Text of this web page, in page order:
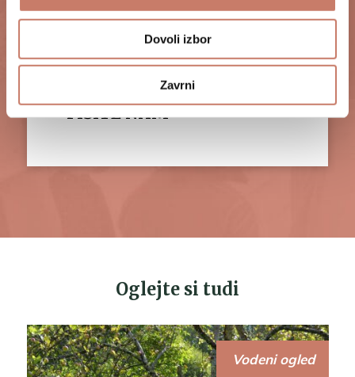
Dovoli izbor
Zavrni
PIŠITE NAM
Oglejte si tudi
Vodeni ogled